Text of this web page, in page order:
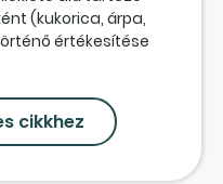
(kukorica, árpa,
értékesítése
cikkhez